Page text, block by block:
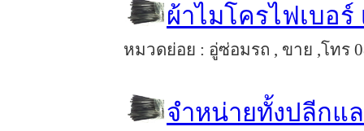
ผ้าไมโครไฟเบอร์
หมวดย่อย : อู่ซ่อมรถ , ขาย ,โทร
จำหน่ายทั้งปลีกแ